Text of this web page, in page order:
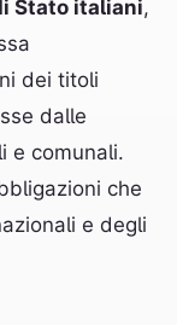
Stato italiani,
dei titoli
dalle
e comunali.
che
e degli